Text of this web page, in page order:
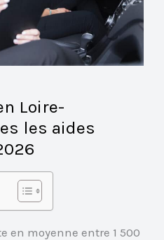
Loire-
les aides
en moyenne entre 1 500